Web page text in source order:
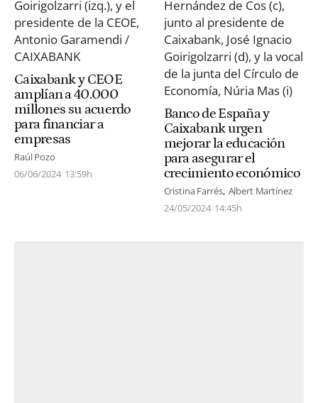
Caixabank y CEOE
amplían a 40.000
millones su acuerdo
para financiar a
empresas
Raúl Pozo
06/06/2024 13:59h
Banco de España y
Caixabank urgen
mejorar la educación
para asegurar el
crecimiento económico
Cristina Farrés Albert Martínez
24/05/2024 14:45h